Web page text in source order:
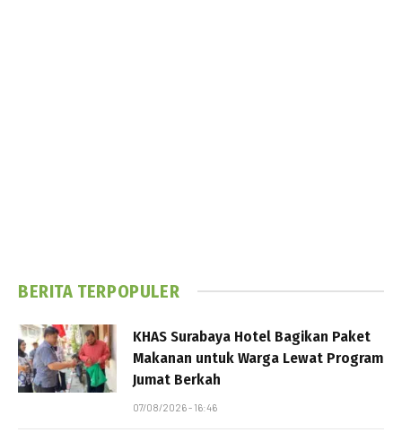
BERITA TERPOPULER
KHAS Surabaya Hotel Bagikan Paket
Makanan untuk Warga Lewat Program
Jumat Berkah
07/08/2026 - 16:46